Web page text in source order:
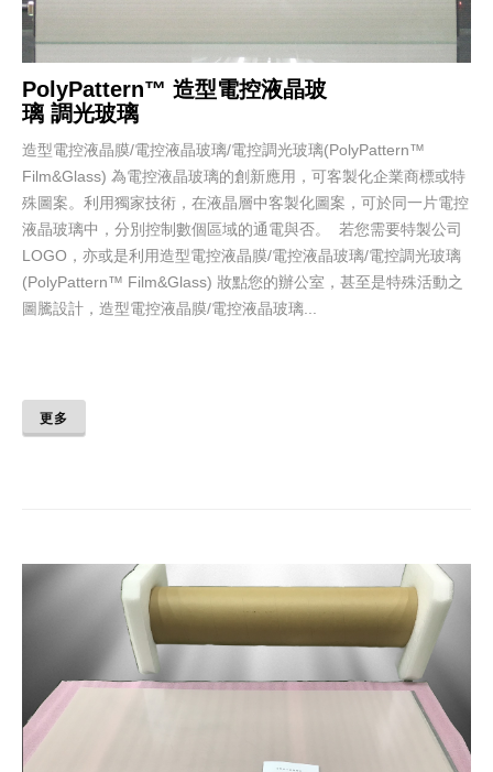
PolyPattern™ 造型電控液晶玻
璃 調光玻璃
造型電控液晶膜/電控液晶玻璃/電控調光玻璃(PolyPattern™
Film&Glass) 為電控液晶玻璃的創新應用，可客製化企業商標或特
殊圖案。利用獨家技術，在液晶層中客製化圖案，可於同一片電控
液晶玻璃中，分別控制數個區域的通電與否。 若您需要特製公司
LOGO，亦或是利用造型電控液晶膜/電控液晶玻璃/電控調光玻璃
(PolyPattern™ Film&Glass) 妝點您的辦公室，甚至是特殊活動之
圖騰設計，造型電控液晶膜/電控液晶玻璃...
更多